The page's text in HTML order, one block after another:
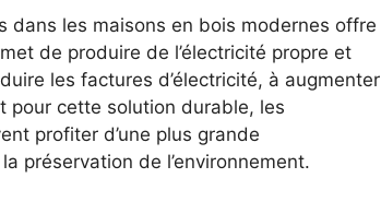
dans les maisons en bois modernes ⁤offre
de produire de l’électricité⁣ propre et
les factures d’électricité, à augmenter
pour⁣ cette solution durable, ‌les
profiter d’une plus grande
préservation de l’environnement.